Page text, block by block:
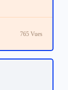
765 Vues